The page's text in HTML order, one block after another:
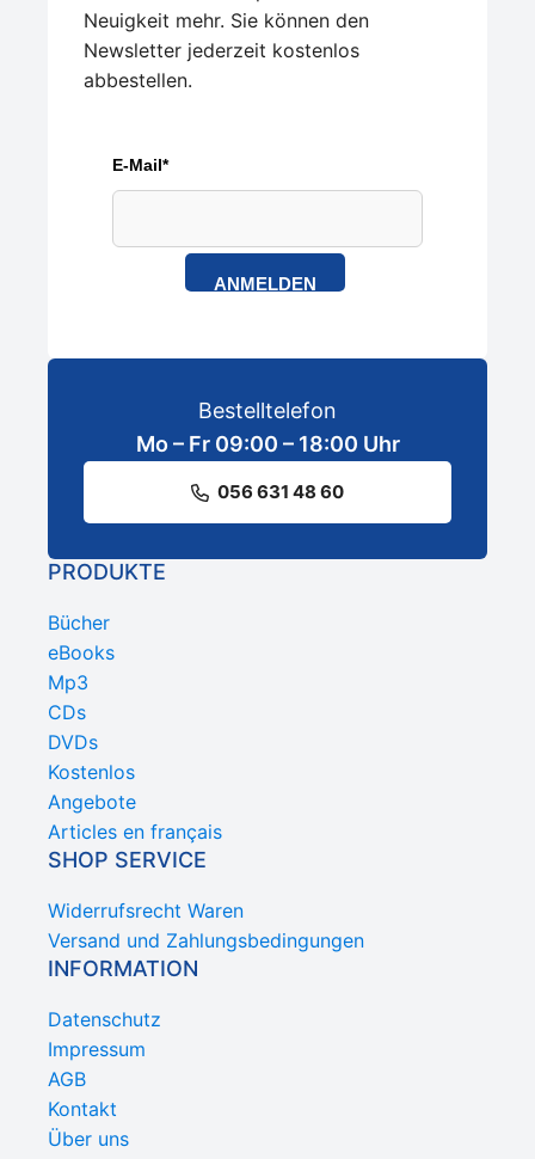
Neuigkeit mehr. Sie können den
Newsletter jederzeit kostenlos
abbestellen.
E-Mail*
ANMELDEN
Bestelltelefon
Mo – Fr 09:00 – 18:00 Uhr
056 631 48 60
PRODUKTE
Bücher
eBooks
Mp3
CDs
DVDs
Kostenlos
Angebote
Articles en français
SHOP SERVICE
Widerrufsrecht Waren
Versand und Zahlungsbedingungen
INFORMATION
Datenschutz
Impressum
AGB
Kontakt
Über uns